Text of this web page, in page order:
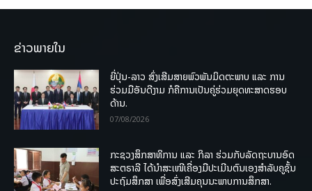
ຂ່າວພາຍໃນ
ຍີ່ປຸ່ນ-ລາວ ສົ່ງເສີມສາຍພົວພັນມິດຕະພາບ ແລະ ການ
ຮ່ວມມືອັນດີງາມ ກໍຄືການເປັນຄູ່ຮ່ວມຍຸດທະສາດຮອບ
ດ້ານ.
07/08/2026
ກະຊວງສຶກສາທິການ ແລະ ກິລາ ຮ່ວມກັບລັດຖະບານອົດ
ສະຕຣາລີ ໄດ້ນຳສະເໜີເຄື່ອງມືປະເມີນຕົນເອງສຳລັບຄູຊັ້ນ
ປະຖົມສຶກສາ ເພື່ອສົ່ງເສີມຄຸນນະພາບການສຶກສາ.